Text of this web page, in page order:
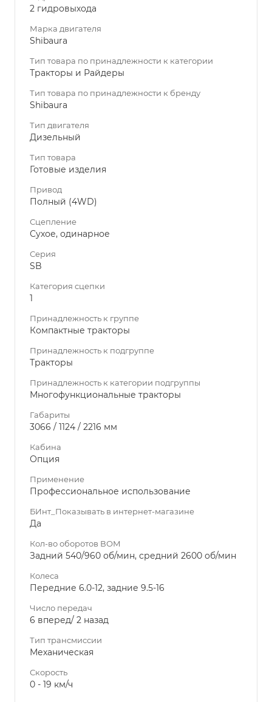
2 гидровыхода
Марка двигателя
Shibaura
Тип товара по принадлежности к категории
Тракторы и Райдеры
Тип товара по принадлежности к бренду
Shibaura
Тип двигателя
Дизельный
Тип товара
Готовые изделия
Привод
Полный (4WD)
Сцепление
Сухое, одинарное
Серия
SB
Категория сцепки
1
Принадлежность к группе
Компактные тракторы
Принадлежность к подгруппе
Тракторы
Принадлежность к категории подгруппы
Многофункциональные тракторы
Габариты
3066 / 1124 / 2216 мм
Кабина
Опция
Применение
Профессиональное использование
БИнт_Показывать в интернет-магазине
Да
Кол-во оборотов ВОМ
Задний 540/960 об/мин, средний 2600 об/мин
Колеса
Передние 6.0-12, задние 9.5-16
Число передач
6 вперед/ 2 назад
Тип трансмиссии
Механическая
Скорость
0 - 19 км/ч